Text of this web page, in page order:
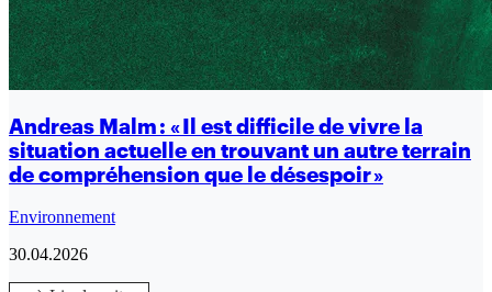
Andreas Malm : « Il est difficile de vivre la
situation actuelle en trouvant un autre terrain
de compréhension que le désespoir »
Environnement
30.04.2026